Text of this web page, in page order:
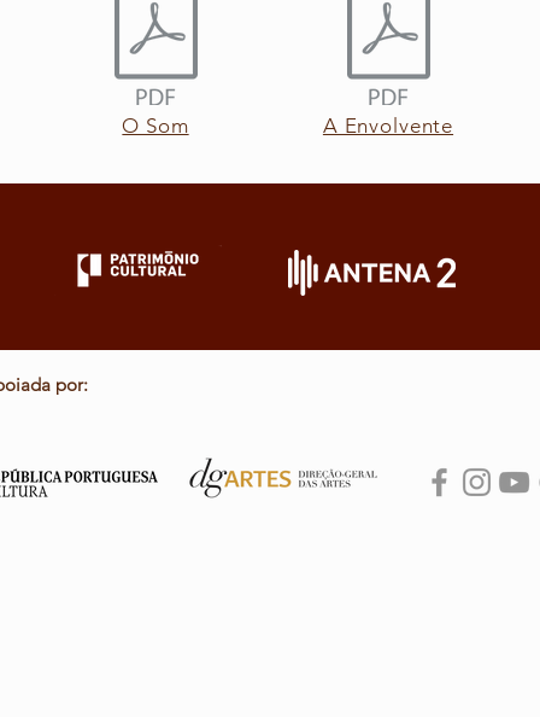
O Som A Envolvente
por: